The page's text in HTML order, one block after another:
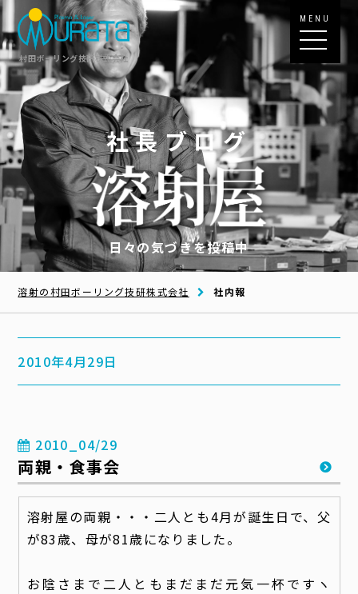
村田ボーリング技研株式会社
MENU
社長ブログ
日々の気づきを投稿中
溶射の村田ボーリング技研株式会社 社内報
2010年4月29日
2010_04/29
両親・食事会
溶射屋の両親・・・二人とも4月が誕生日で、父
が83歳、母が81歳になりました。
お陰さまで二人ともまだまだ元気一杯ですヽ